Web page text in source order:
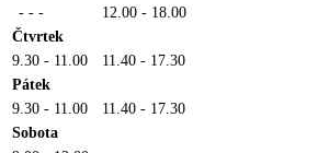
- - -
12.00 - 18.00
Čtvrtek
9.30 - 11.00
11.40 - 17.30
Pátek
9.30 - 11.00
11.40 - 17.30
Sobota